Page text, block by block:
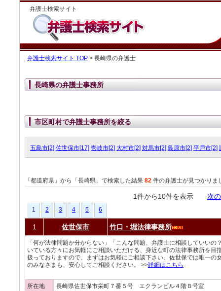
弁護士検索サイト
弁護士検索サイト TOP > 長崎県の弁護士
長崎県の弁護士事務所
市区町村で弁護士事務所を絞る
五島市[2] 佐世保市[17] 壱岐市[2] 大村市[2] 対馬市[2] 島原市[2] 平戸市[2]
「都道府県」から「長崎県」で検索した結果 82 件の弁護士が見つかりま
1件から10件を表示 次
1 2 3 4 5 6
1 佐世保市 竹口・堀法律事務所
「何が法律問題か分からない」「こんな問題、弁護士に相談していい
いている方々にお気軽にご相談いただける、身近な町の法律事務所を目
扱っておりますので、まずはお気軽にご相談下さい。佐世保では唯一の
のみなさまも、安心してご相談ください。 >>詳細はこちら
所在地 長崎県佐世保市栄町７番５号 エクランビル４階Ｂ号室